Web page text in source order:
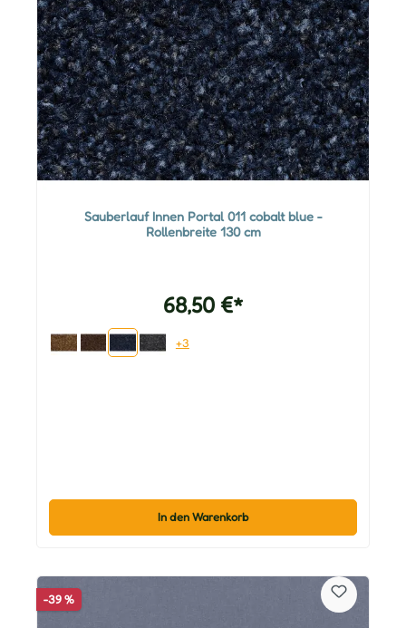
Sauberlauf Innen Portal 011 cobalt blue -
Rollenbreite 130 cm
68,50 €*
+3
In den Warenkorb
-39 %